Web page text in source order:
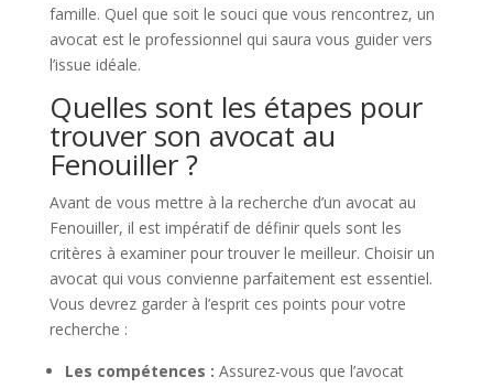
famille. Quel que soit le souci que vous rencontrez, un
avocat est le professionnel qui saura vous guider vers
l’issue idéale.
Quelles sont les étapes pour
trouver son avocat au
Fenouiller ?
Avant de vous mettre à la recherche d’un avocat au
Fenouiller, il est impératif de définir quels sont les
critères à examiner pour trouver le meilleur. Choisir un
avocat qui vous convienne parfaitement est essentiel.
Vous devrez garder à l’esprit ces points pour votre
recherche :
Les compétences : Assurez-vous que l’avocat